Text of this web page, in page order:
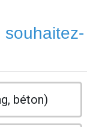
béton)